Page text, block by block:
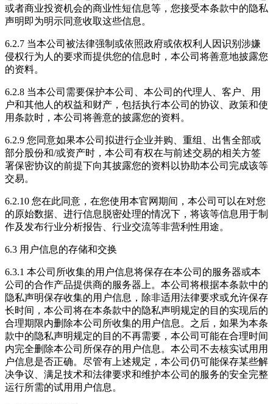
或者商业投资机会的商业性短信息等，您接受本条款中的隐私
声明即为明示同意收取这些信息。
6.2.7 当本公司被法律强制或依照政府或依权利人因识别涉嫌
侵权行为人的要求而提供您的信息时，本公司将善意地披露您
的资料。
6.2.8 当本公司需要保护本公司、本公司的代理人、客户、用
户和其他人的权益和财产，包括执行本公司的协议、政策和使
用条款时，本公司将善意的披露您的资料。
6.2.9 您同意如果本公司拟进行企业并购、重组、出售全部或
部分股份和/或资产时，本公司有权在与前述交易的相关方签
署保密协议的前提下向其披露您的资料以协助本公司完成该等
交易。
6.2.10 您在此同意，在您使用本官网期间，本公司可以在对您
的原始数据、进行信息脱密处理的情况下，将该等信息用于制
作及发布行业分析报告、行业交流等非营利性用途。
6.3 用户信息的存储和交换
6.3.1 本公司所收集的用户信息将保存在本公司的服务器或本
公司的合作产品提供商的服务器上。本公司将根据本条款中的
隐私声明保存收集的用户信息，除非适用法律要求或允许保存
长时间，本公司将在本条款中的隐私声明规定的目的实现后的
合理期限内删除本公司所收集的用户信息。之后，如果为本条
款中的隐私声明规定的目的不再需要，本公司可能在合理时间
内完全删除本公司所保存的用户信息。本公司不去核实试用用
户信息是否正确。尽管有上述规定，本公司仍可能保存某些解
决争议、满足技术和法律要求和维护本公司的服务的安全完整
运行所需的试用用户信息。